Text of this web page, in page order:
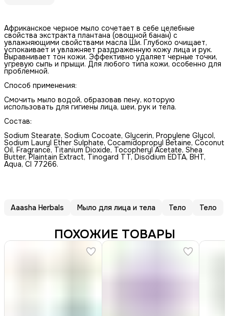
Африканское черное мыло сочетает в себе целебные
свойства экстракта плантана (овощной банан) с
увлажняющими свойствами масла Ши. Глубоко очищает,
успокаивает и увлажняет раздраженную кожу лица и рук.
Выравнивает тон кожи. Эффективно удаляет черные точки,
угревую сыпь и прыщи. Для любого типа кожи, особенно для
проблемной.
Способ применения:
Смочить мыло водой, образовав пену, которую
использовать для гигиены лица, шеи, рук и тела.
Состав:
Sodium Stearate, Sodium Cocoate, Glycerin, Propylene Glycol,
Sodium Lauryl Ether Sulphate, Cocamidopropyl Betaine, Coconut
Oil, Fragrance, Titanium Dioxide, Tocopheryl Acetate, Shea
Butter, Plaintain Extract, Tinogard TT, Disodium EDTA, BHT,
Aqua, CI 77266.
Aaasha Herbals Мыло для лица и тела Тело Тело
ПОХОЖИЕ ТОВАРЫ